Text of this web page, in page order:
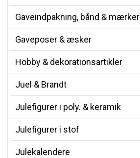
Gaveindpakning, bånd & mærker
Gaveposer & æsker
Hobby & dekorationsartikler
Juel & Brandt
Julefigurer i poly. & keramik
Julefigurer i stof
Julekalendere